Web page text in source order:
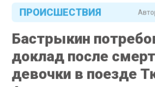
Бастрыкин
доклад после
девочки в поезде
Адлер